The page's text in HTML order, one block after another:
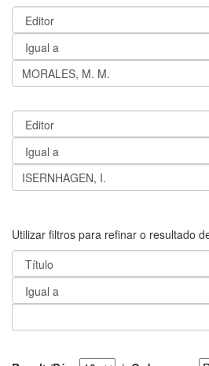
Utilizar filtros para refinar o resultado